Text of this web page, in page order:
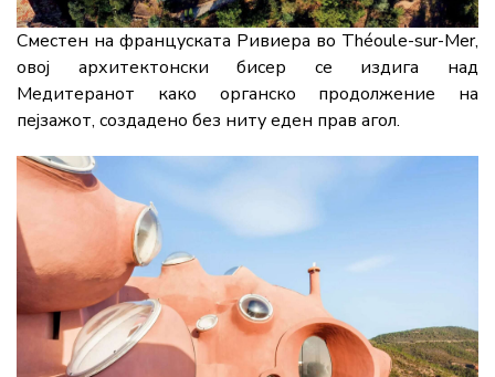
Сместен на француската Ривиера во Théoule-sur-Mer,
овој архитектонски бисер се издига над
Медитеранот како органско продолжение на
пејзажот, создадено без ниту еден прав агол.